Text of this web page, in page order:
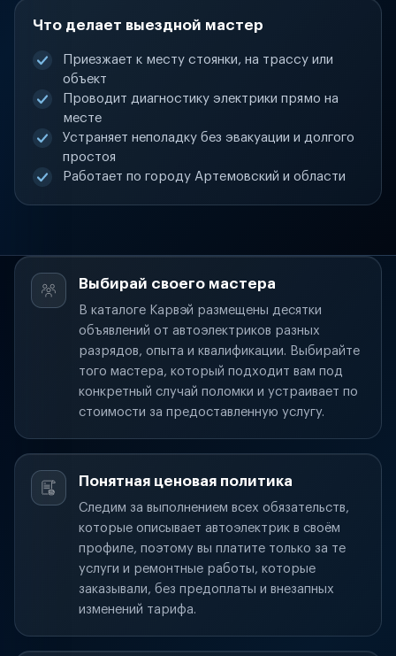
Что делает выездной мастер
Приезжает к месту стоянки, на трассу или
объект
Проводит диагностику электрики прямо на
месте
Устраняет неполадку без эвакуации и долгого
простоя
Работает по городу Артемовский и области
Выбирай своего мастера
В каталоге Карвэй размещены десятки
объявлений от автоэлектриков разных
разрядов, опыта и квалификации. Выбирайте
того мастера, который подходит вам под
конкретный случай поломки и устраивает по
стоимости за предоставленную услугу.
Понятная ценовая политика
Следим за выполнением всех обязательств,
которые описывает автоэлектрик в своём
профиле, поэтому вы платите только за те
услуги и ремонтные работы, которые
заказывали, без предоплаты и внезапных
изменений тарифа.